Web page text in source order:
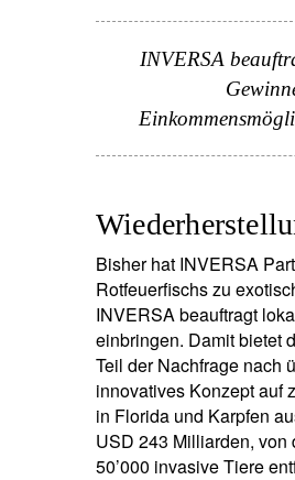
INVERSA
Bisher hat INVERSA
Rotfeuerfischs zu
INVERSA beauftragt
einbringen. Damit bietet
Teil der Nachfrage nach
innovatives Konzept auf
in Florida und Karpfen
USD 243 Milliarden,
50’000 invasive Tiere